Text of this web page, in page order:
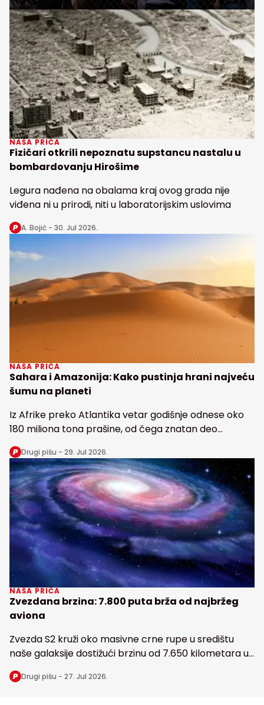
NAŠA PRIČA
Fizičari otkrili nepoznatu supstancu nastalu u
bombardovanju Hirošime
Legura nađena na obalama kraj ovog grada nije
viđena ni u prirodi, niti u laboratorijskim uslovima
A. Bojić - 30. Jul 2026.
NAŠA PRIČA
Sahara i Amazonija: Kako pustinja hrani najveću
šumu na planeti
Iz Afrike preko Atlantika vetar godišnje odnese oko
180 miliona tona prašine, od čega znatan deo
snabdeva fosforom najveću tropsku kišnu šumu na
Zemlji
Drugi pišu - 29. Jul 2026.
NAŠA PRIČA
Zvezdana brzina: 7.800 puta brža od najbržeg
aviona
Zvezda S2 kruži oko masivne crne rupe u središtu
naše galaksije dostižući brzinu od 7.650 kilometara u
sekundi
Drugi pišu - 27. Jul 2026.